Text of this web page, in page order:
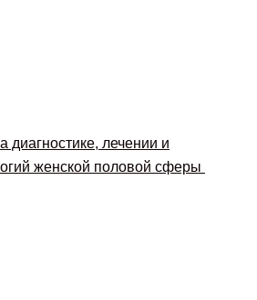
диагностике, лечении и
женской половой сферы